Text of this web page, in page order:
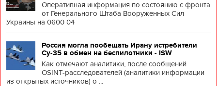
Оперативная информация по состоянию с фронта
от Генерального Штаба Вооруженных Сил
Украины на 0600 04
Россия могла пообещать Ирану истребители
Су-35 в обмен на беспилотники - ISW
Как отмечают аналитики, после сообщений
OSINT-расследователей (аналитики информации
из открытых источников) о ...